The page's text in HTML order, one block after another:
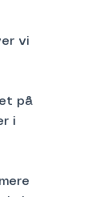
vi
på
i